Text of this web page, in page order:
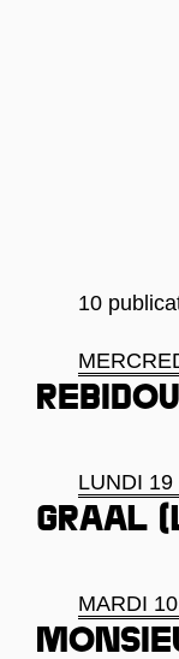
10
LUNDI
Graal
MARDI